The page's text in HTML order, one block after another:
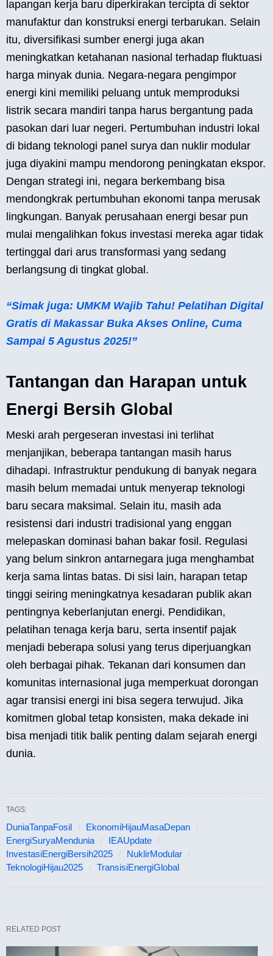
lapangan kerja baru diperkirakan tercipta di sektor
manufaktur dan konstruksi energi terbarukan. Selain
itu, diversifikasi sumber energi juga akan
meningkatkan ketahanan nasional terhadap fluktuasi
harga minyak dunia. Negara-negara pengimpor
energi kini memiliki peluang untuk memproduksi
listrik secara mandiri tanpa harus bergantung pada
pasokan dari luar negeri. Pertumbuhan industri lokal
di bidang teknologi panel surya dan nuklir modular
juga diyakini mampu mendorong peningkatan ekspor.
Dengan strategi ini, negara berkembang bisa
mendongkrak pertumbuhan ekonomi tanpa merusak
lingkungan. Banyak perusahaan energi besar pun
mulai mengalihkan fokus investasi mereka agar tidak
tertinggal dari arus transformasi yang sedang
berlangsung di tingkat global.
“Simak juga: UMKM Wajib Tahu! Pelatihan Digital
Gratis di Makassar Buka Akses Online, Cuma
Sampai 5 Agustus 2025!”
Tantangan dan Harapan untuk
Energi Bersih Global
Meski arah pergeseran investasi ini terlihat
menjanjikan, beberapa tantangan masih harus
dihadapi. Infrastruktur pendukung di banyak negara
masih belum memadai untuk menyerap teknologi
baru secara maksimal. Selain itu, masih ada
resistensi dari industri tradisional yang enggan
melepaskan dominasi bahan bakar fosil. Regulasi
yang belum sinkron antarnegara juga menghambat
kerja sama lintas batas. Di sisi lain, harapan tetap
tinggi seiring meningkatnya kesadaran publik akan
pentingnya keberlanjutan energi. Pendidikan,
pelatihan tenaga kerja baru, serta insentif pajak
menjadi beberapa solusi yang terus diperjuangkan
oleh berbagai pihak. Tekanan dari konsumen dan
komunitas internasional juga memperkuat dorongan
agar transisi energi ini bisa segera terwujud. Jika
komitmen global tetap konsisten, maka dekade ini
bisa menjadi titik balik penting dalam sejarah energi
dunia.
TAGS:
DuniaTanpaFosil
EkonomiHijauMasaDepan
EnergiSuryaMendunia
IEAUpdate
InvestasiEnergiBersih2025
NuklirModular
TeknologiHijau2025
TransisiEnergiGlobal
RELATED POST